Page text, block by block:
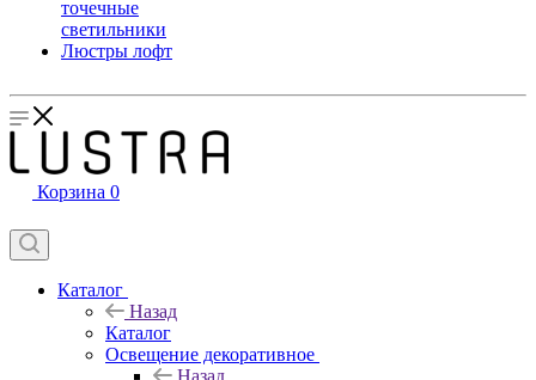
точечные
светильники
Люстры лофт
Корзина 0
Каталог
Назад
Каталог
Освещение декоративное
Назад